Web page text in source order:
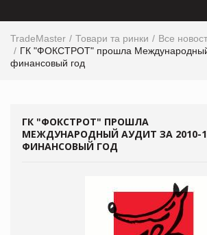
TradeMaster Товари та ринки
Все
ГК "ФОКСТРОТ" прошла Международный
финансовый год
ГК "ФОКСТРОТ" ПРОШЛА
МЕЖДУНАРОДНЫЙ АУДИТ ЗА 2010-
ФИНАНСОВЫЙ ГОД